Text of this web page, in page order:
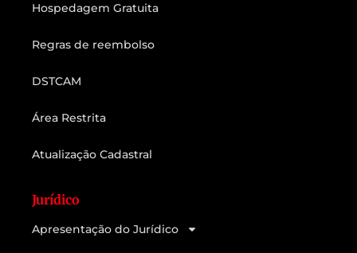
Hospedagem Gratuita
Regras de reembolso
DSTCAM
Área Restrita
Atualização Cadastral
Jurídico
Apresentação do Jurídico